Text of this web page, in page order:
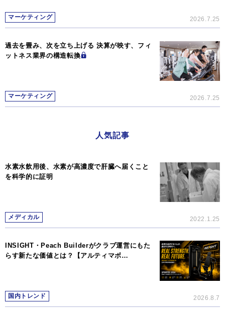
マーケティング 2026.7.25
過去を畳み、次を立ち上げる 決算が映す、フィ
ットネス業界の構造転換
マーケティング 2026.7.25
人気記事
水素水飲用後、水素が高濃度で肝臓へ届くこと
を科学的に証明
メディカル 2022.1.25
INSIGHT・Peach Builderがクラブ運営にもた
らす新たな価値とは？【アルティマボ…
国内トレンド 2026.8.7